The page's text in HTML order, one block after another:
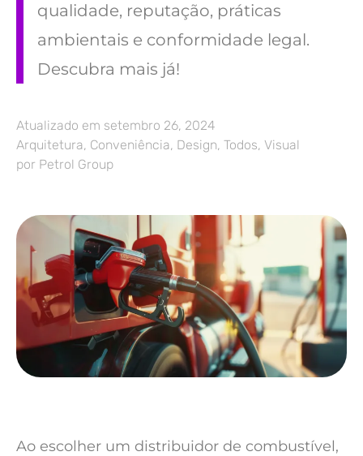
qualidade, reputação, práticas
ambientais e conformidade legal.
Descubra mais já!
Atualizado em setembro 26, 2024
Arquitetura, Conveniência, Design, Todos, Visual
por Petrol Group
Ao escolher um distribuidor de combustível,